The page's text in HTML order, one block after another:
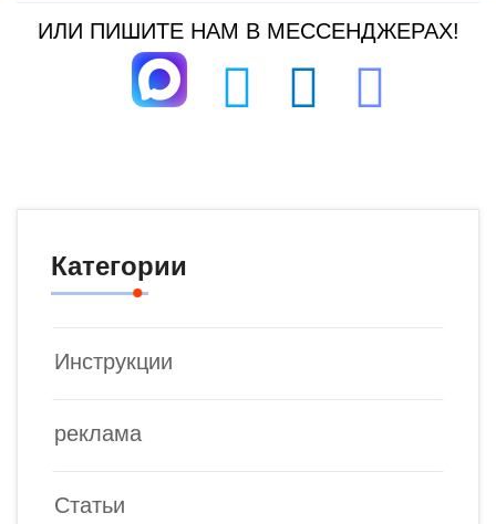
ИЛИ ПИШИТЕ НАМ В МЕССЕНДЖЕРАХ!
Категории
Инструкции
реклама
Статьи